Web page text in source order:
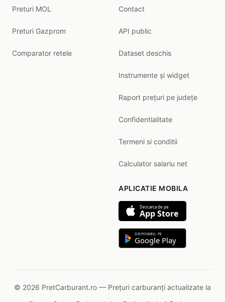
Preturi MOL
Preturi Gazprom
Comparator retele
Contact
API public
Dataset deschis
Instrumente și widget
Raport prețuri pe județe
Confidentialitate
Termeni si conditii
Calculator salariu net
APLICATIE MOBILA
Descarca de pe
App Store
DISPONIBIL PE
Google Play
© 2026 PretCarburant.ro — Prețuri carburanți actualizate la